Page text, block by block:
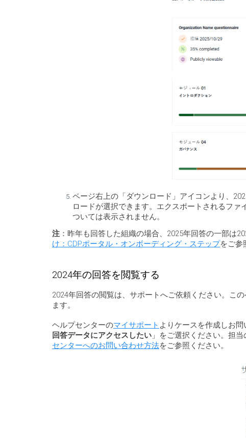
ページ右上の「ダウンロード」アイコンより、
ロードが選択できます。エクスポートされるフ
ついては表示されません。
注 ：昨年も回答した組織の場合、2025年回答の一部は
け：CDPポータル・オンボーディング・ステップをご参
2024年の回答を閲覧する
2024年回答の閲覧は、サポートへご依頼ください。こ
ます。
ヘルプセンターのマイサポート よりケースを作成しお
回答データにアクセスしたい 」をご選択ください。担
センターへのお問い合わせ方法をご参照ください。